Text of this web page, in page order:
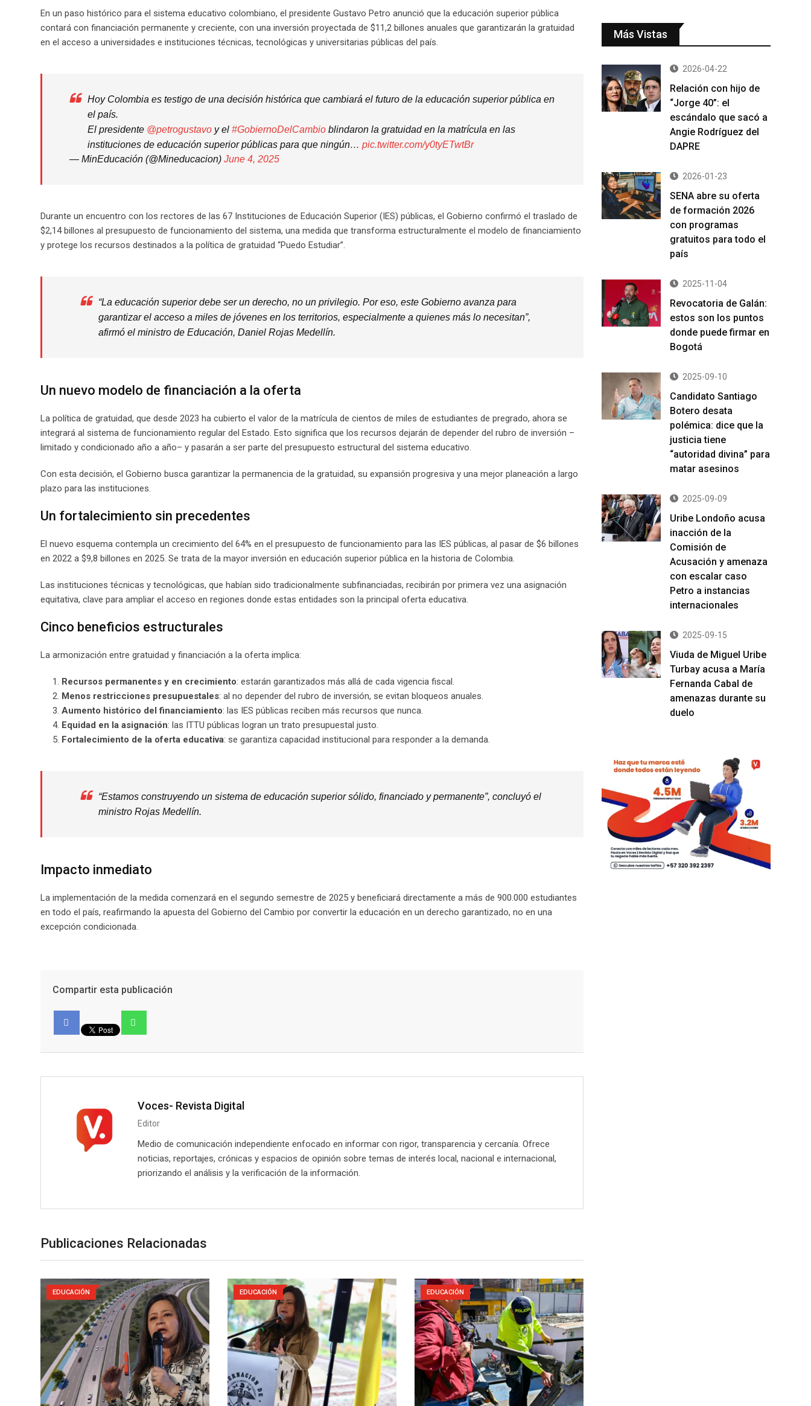
En un paso histórico para el sistema educativo colombiano, el presidente Gustavo Petro anunció que la educación superior pública
contará con financiación permanente y creciente, con una inversión proyectada de $11,2 billones anuales que garantizarán la gratuidad
en el acceso a universidades e instituciones técnicas, tecnológicas y universitarias públicas del país.
Hoy Colombia es testigo de una decisión histórica que cambiará el futuro de la educación superior pública en
el país.
El presidente @petrogustavo y el #GobiernoDelCambio blindaron la gratuidad en la matrícula en las
instituciones de educación superior públicas para que ningún… pic.twitter.com/y0tyETwtBr
— MinEducación (@Mineducacion) June 4, 2025
Durante un encuentro con los rectores de las 67 Instituciones de Educación Superior (IES) públicas, el Gobierno confirmó el traslado de
$2,14 billones al presupuesto de funcionamiento del sistema, una medida que transforma estructuralmente el modelo de financiamiento
y protege los recursos destinados a la política de gratuidad “Puedo Estudiar”.
“La educación superior debe ser un derecho, no un privilegio. Por eso, este Gobierno avanza para
garantizar el acceso a miles de jóvenes en los territorios, especialmente a quienes más lo necesitan”,
afirmó el ministro de Educación, Daniel Rojas Medellín.
Un nuevo modelo de financiación a la oferta
La política de gratuidad, que desde 2023 ha cubierto el valor de la matrícula de cientos de miles de estudiantes de pregrado, ahora se
integrará al sistema de funcionamiento regular del Estado. Esto significa que los recursos dejarán de depender del rubro de inversión –
limitado y condicionado año a año– y pasarán a ser parte del presupuesto estructural del sistema educativo.
Con esta decisión, el Gobierno busca garantizar la permanencia de la gratuidad, su expansión progresiva y una mejor planeación a largo
plazo para las instituciones.
Un fortalecimiento sin precedentes
El nuevo esquema contempla un crecimiento del 64% en el presupuesto de funcionamiento para las IES públicas, al pasar de $6 billones
en 2022 a $9,8 billones en 2025. Se trata de la mayor inversión en educación superior pública en la historia de Colombia.
Las instituciones técnicas y tecnológicas, que habían sido tradicionalmente subfinanciadas, recibirán por primera vez una asignación
equitativa, clave para ampliar el acceso en regiones donde estas entidades son la principal oferta educativa.
Cinco beneficios estructurales
La armonización entre gratuidad y financiación a la oferta implica:
Recursos permanentes y en crecimiento: estarán garantizados más allá de cada vigencia fiscal.
Menos restricciones presupuestales: al no depender del rubro de inversión, se evitan bloqueos anuales.
Aumento histórico del financiamiento: las IES públicas reciben más recursos que nunca.
Equidad en la asignación: las ITTU públicas logran un trato presupuestal justo.
Fortalecimiento de la oferta educativa: se garantiza capacidad institucional para responder a la demanda.
“Estamos construyendo un sistema de educación superior sólido, financiado y permanente”, concluyó el
ministro Rojas Medellín.
Impacto inmediato
La implementación de la medida comenzará en el segundo semestre de 2025 y beneficiará directamente a más de 900.000 estudiantes
en todo el país, reafirmando la apuesta del Gobierno del Cambio por convertir la educación en un derecho garantizado, no en una
excepción condicionada.
Compartir esta publicación
Voces- Revista Digital
Editor
Medio de comunicación independiente enfocado en informar con rigor, transparencia y cercanía. Ofrece
noticias, reportajes, crónicas y espacios de opinión sobre temas de interés local, nacional e internacional,
priorizando el análisis y la verificación de la información.
Publicaciones Relacionadas
EDUCACIÓN EDUCACIÓN EDUCACIÓN
Más Vistas
2026-04-22
Relación con hijo de
“Jorge 40”: el
escándalo que sacó a
Angie Rodríguez del
DAPRE
2026-01-23
SENA abre su oferta
de formación 2026
con programas
gratuitos para todo el
país
2025-11-04
Revocatoria de Galán:
estos son los puntos
donde puede firmar en
Bogotá
2025-09-10
Candidato Santiago
Botero desata
polémica: dice que la
justicia tiene
“autoridad divina” para
matar asesinos
2025-09-09
Uribe Londoño acusa
inacción de la
Comisión de
Acusación y amenaza
con escalar caso
Petro a instancias
internacionales
2025-09-15
Viuda de Miguel Uribe
Turbay acusa a María
Fernanda Cabal de
amenazas durante su
duelo